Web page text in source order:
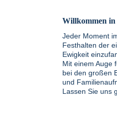
Willkommen in
Jeder Moment
Festhalten der
Ewigkeit
Mit einem Auge
bei den großen
und
Lassen Sie uns